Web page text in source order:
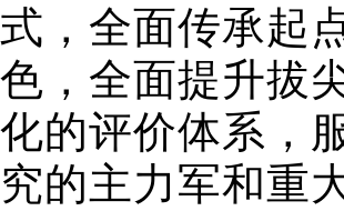
式，全面传承起
色，全面提升拔
化的评价体系，
究的主力军和重